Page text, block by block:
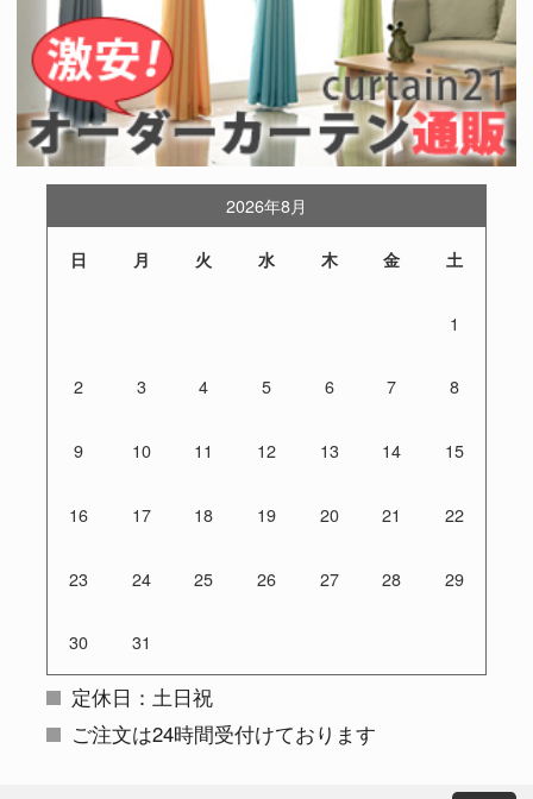
2026年8月
日 月 火 水 木 金 土
1
2 3 4 5 6 7 8
9 10 11 12 13 14 15
16 17 18 19 20 21 22
23 24 25 26 27 28 29
30 31
定休日：土日祝
ご注文は24時間受付けております